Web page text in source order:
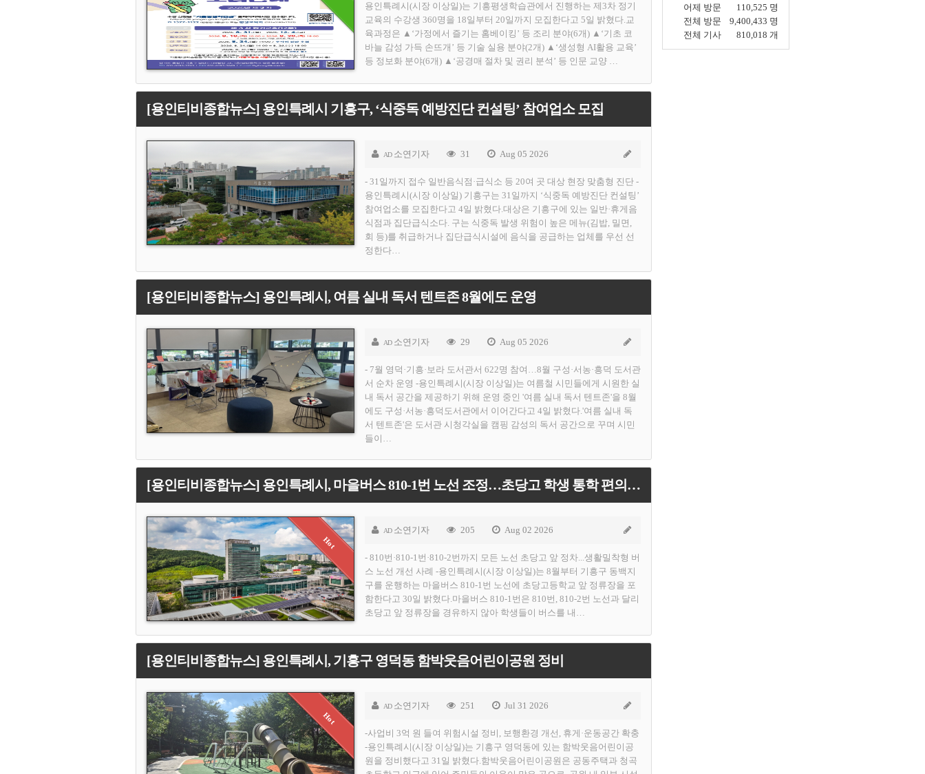
110,525 명
어제 방문
9,400,433 명
전체 방문
810,018 개
전체 기사
용인특례시(시장 이상일)는 기흥평생학습관에서 진행하는 제3차 정기
교육의 수강생 360명을 18일부터 20일까지 모집한다고 5일 밝혔다.교
육과정은 ▲‘가정에서 즐기는 홈베이킹’ 등 조리 분야(6개) ▲‘기초 코
바늘 감성 가득 손뜨개’ 등 기술 실용 분야(2개) ▲‘생성형 AI활용 교육’
등 정보화 분야(6개) ▲‘공경매 절차 및 권리 분석’ 등 인문 교양 …
[용인티비종합뉴스] 용인특례시 기흥구, ‘식중독 예방진단 컨설팅’ 참여업소 모집
AD 소연기자 31 Aug 05 2026
- 31일까지 접수 일반음식점·급식소 등 20여 곳 대상 현장 맞춤형 진단 -
용인특례시(시장 이상일) 기흥구는 31일까지 ‘식중독 예방진단 컨설팅’
참여업소를 모집한다고 4일 밝혔다.대상은 기흥구에 있는 일반·휴게음
식점과 집단급식소다. 구는 식중독 발생 위험이 높은 메뉴(김밥, 밀면,
회 등)를 취급하거나 집단급식시설에 음식을 공급하는 업체를 우선 선
정한다…
[용인티비종합뉴스] 용인특례시, 여름 실내 독서 텐트존 8월에도 운영
AD 소연기자 29 Aug 05 2026
- 7월 영덕·기흥·보라 도서관서 622명 참여…8월 구성·서농·흥덕 도서관
서 순차 운영 -용인특례시(시장 이상일)는 여름철 시민들에게 시원한 실
내 독서 공간을 제공하기 위해 운영 중인 '여름 실내 독서 텐트존'을 8월
에도 구성·서농·흥덕도서관에서 이어간다고 4일 밝혔다.'여름 실내 독
서 텐트존'은 도서관 시청각실을 캠핑 감성의 독서 공간으로 꾸며 시민
들이…
[용인티비종합뉴스] 용인특례시, 마을버스 810-1번 노선 조정…초당고 학생 통학 편의 개선
AD 소연기자 205 Aug 02 2026
- 810번·810-1번·810-2번까지 모든 노선 초당고 앞 정차...생활밀착형 버
스 노선 개선 사례 -용인특례시(시장 이상일)는 8월부터 기흥구 동백지
구를 운행하는 마을버스 810-1번 노선에 초당고등학교 앞 정류장을 포
함한다고 30일 밝혔다.마을버스 810-1번은 810번, 810-2번 노선과 달리
초당고 앞 정류장을 경유하지 않아 학생들이 버스를 내…
[용인티비종합뉴스] 용인특례시, 기흥구 영덕동 함박웃음어린이공원 정비
AD 소연기자 251 Jul 31 2026
-사업비 3억 원 들여 위험시설 정비, 보행환경 개선, 휴게·운동공간 확충
-용인특례시(시장 이상일)는 기흥구 영덕동에 있는 함박웃음어린이공
원을 정비했다고 31일 밝혔다.함박웃음어린이공원은 공동주택과 청곡